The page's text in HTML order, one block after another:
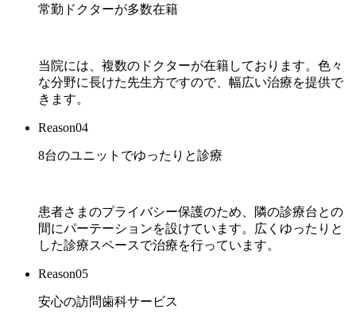
常勤ドクターが多数在籍
当院には、複数のドクターが在籍しております。色々
な分野に長けた先生方ですので、幅広い治療を提供で
きます。
Reason04
8台のユニットでゆったりと診療
患者さまのプライバシー保護のため、隣の診療台との
間にパーテーションを設けています。広くゆったりと
した診療スペースで治療を行っています。
Reason05
安心の訪問歯科サービス